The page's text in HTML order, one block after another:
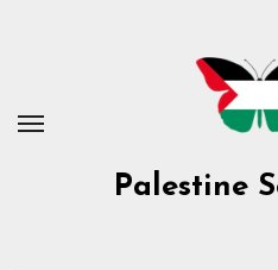
Palestine